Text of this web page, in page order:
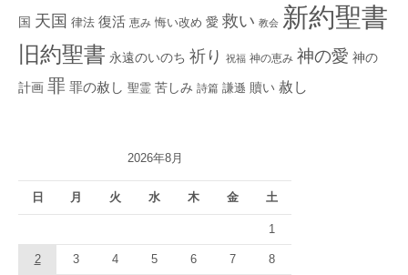
国 天国 律法 復活 恵み 悔い改め 愛 救い 教会 新約聖書
旧約聖書 永遠のいのち 祈り 祝福 神の恵み 神の愛 神の
計画 罪 罪の赦し 聖霊 苦しみ 詩篇 謙遜 贖い 赦し
2026年8月
日 月 火 水 木 金 土
1
2 3 4 5 6 7 8